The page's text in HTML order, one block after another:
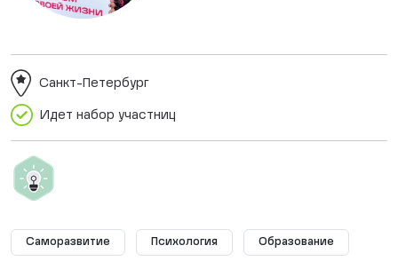
Идет набор участниц
Санкт-Петербург
Саморазвитие Психология Образование